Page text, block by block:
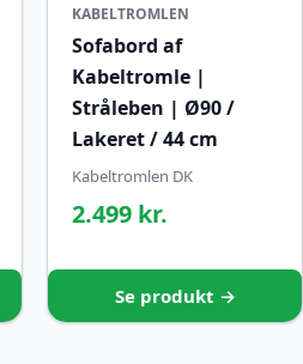
KABELTROMLEN
Sofabord af
Kabeltromle |
Stråleben | Ø90 /
Lakeret / 44 cm
Kabeltromlen DK
2.499 kr.
Se produkt →